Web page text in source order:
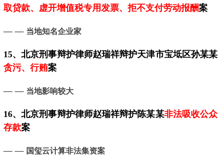
取贷款、虚开增值税专用发票、拒不支付劳动报酬案
— — 当地知名企业家
15、北京刑事辩护律师赵瑞祥辩护天津市宝坻区孙某某
贪污、行贿案
— — 当地影响较大
16、北京刑事辩护律师赵瑞祥辩护陈某某非法吸收公众
存款案
— — 国玺云计算非法集资案